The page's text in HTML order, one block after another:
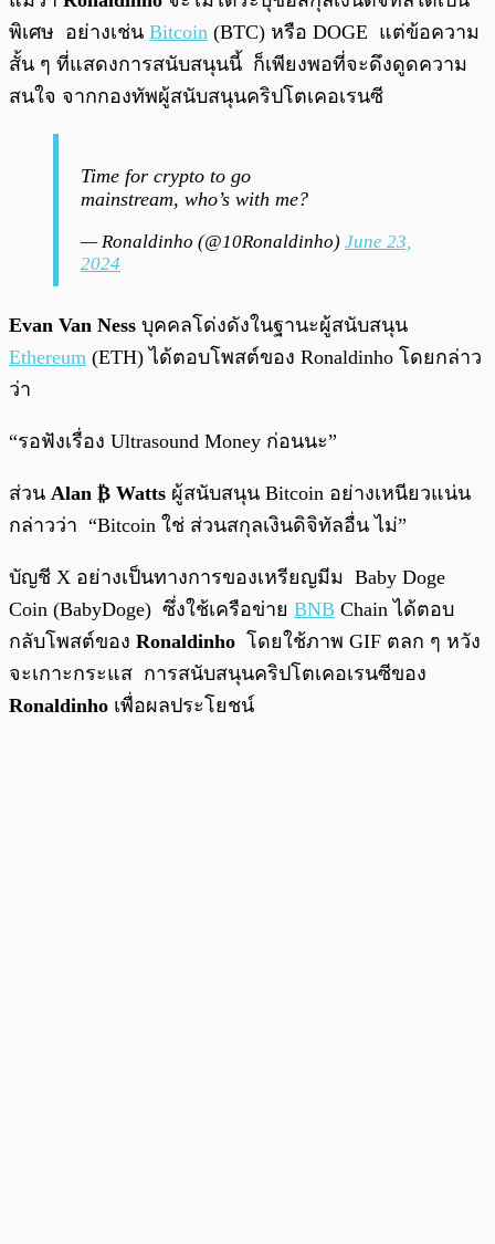
พิเศษ อย่างเช่น Bitcoin (BTC) หรือ DOGE แต่ข้อความ
สั้น ๆ ที่แสดงการสนับสนุนนี้ ก็เพียงพอที่จะดึงดูดความ
สนใจ จากกองทัพผู้สนับสนุนคริปโตเคอเรนซี
Time for crypto to go
mainstream, who’s with me?
— Ronaldinho (@10Ronaldinho) June 23,
2024
Evan Van Ness บุคคลโด่งดังในฐานะผู้สนับสนุน
Ethereum (ETH) ได้ตอบโพสต์ของ Ronaldinho โดยกล่าว
ว่า
“รอฟังเรื่อง Ultrasound Money ก่อนนะ”
ส่วน Alan ₿ Watts ผู้สนับสนุน Bitcoin อย่างเหนียวแน่น
กล่าวว่า “Bitcoin ใช่ ส่วนสกุลเงินดิจิทัลอื่น ไม่”
บัญชี X อย่างเป็นทางการของเหรียญมีม Baby Doge
Coin (BabyDoge) ซึ่งใช้เครือข่าย BNB Chain ได้ตอบ
กลับโพสต์ของ Ronaldinho โดยใช้ภาพ GIF ตลก ๆ หวัง
จะเกาะกระแส การสนับสนุนคริปโตเคอเรนซีของ
Ronaldinho เพื่อผลประโยชน์